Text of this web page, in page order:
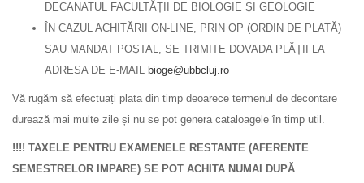
DECANATUL FACULTĂȚII DE BIOLOGIE ȘI GEOLOGIE
ÎN CAZUL ACHITĂRII ON-LINE, PRIN OP (ORDIN DE PLATĂ)
SAU MANDAT POȘTAL, SE TRIMITE DOVADA PLĂȚII LA
ADRESA DE E-MAIL bioge@ubbcluj.ro
Vă rugăm să efectuați plata din timp deoarece termenul de decontare
durează mai multe zile și nu se pot genera cataloagele în timp util.
!!!! TAXELE PENTRU EXAMENELE RESTANTE (AFERENTE
SEMESTRELOR IMPARE) SE POT ACHITA NUMAI DUPĂ